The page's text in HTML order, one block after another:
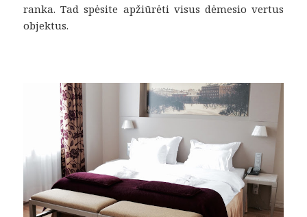
ranka. Tad spėsite apžiūrėti visus dėmesio vertus
objektus.